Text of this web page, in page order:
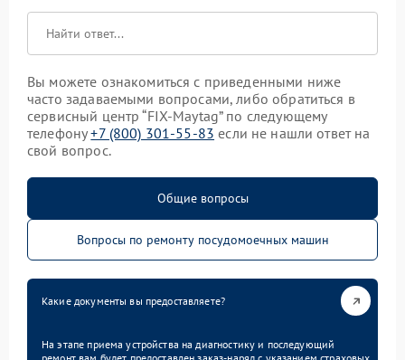
Вы можете ознакомиться с приведенными ниже
часто задаваемыми вопросами, либо обратиться в
сервисный центр “FIX-Maytag” по следующему
телефону+7 (800) 301-55-83 если не нашли ответ на
свой вопрос.
Общие вопросы
Вопросы по ремонту посудомоечных машин
Какие документы вы предоставляете?
На этапе приема устройства на диагностику и последующий